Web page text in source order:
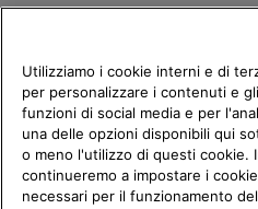
Italia
Utilizziamo i cookie interni e di
per personalizzare i contenuti e
funzioni di social media e per
una delle opzioni disponibili qui
o meno l'utilizzo di questi cookie.
continueremo a impostare i
necessari per il funzionamento